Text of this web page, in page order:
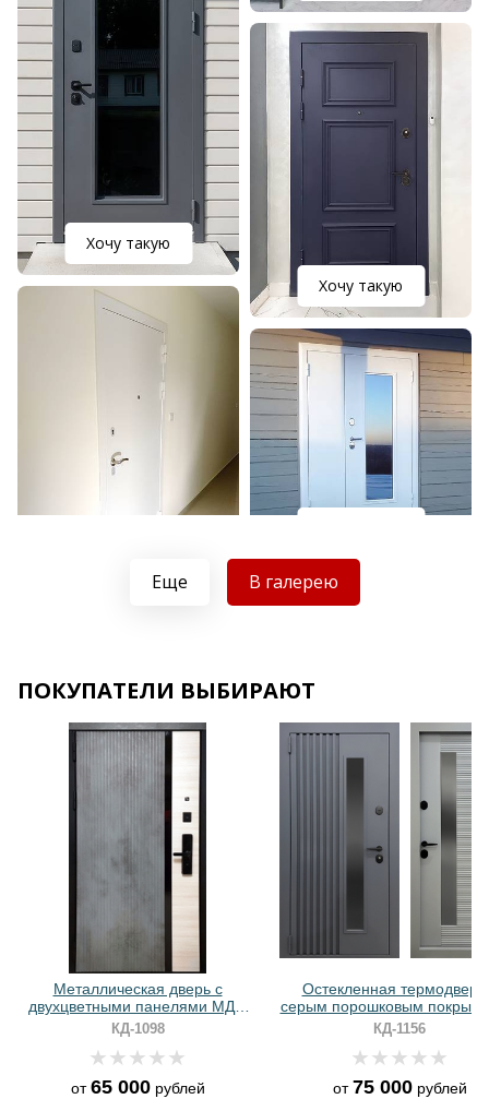
Хочу такую
Хочу такую
Хочу такую
Хочу такую
Еще В галерею
ПОКУПАТЕЛИ ВЫБИРАЮТ
Металлическая дверь с
двухцветными панелями МДФ
ПВХ и биометрическим замком
КД-1098
от65 000рублей
Остекленная термодверь
серым порошковым
реечным дизайном
КД-1156
от75 000рублей